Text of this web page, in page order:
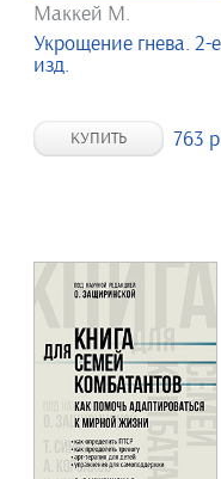
Маккей М.
Укрощение гнева. 2-е
изд.
КУПИТЬ 763